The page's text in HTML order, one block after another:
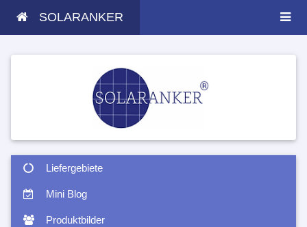
SOLARANKER
Liefergebiete
Mini Blog
Produktbilder